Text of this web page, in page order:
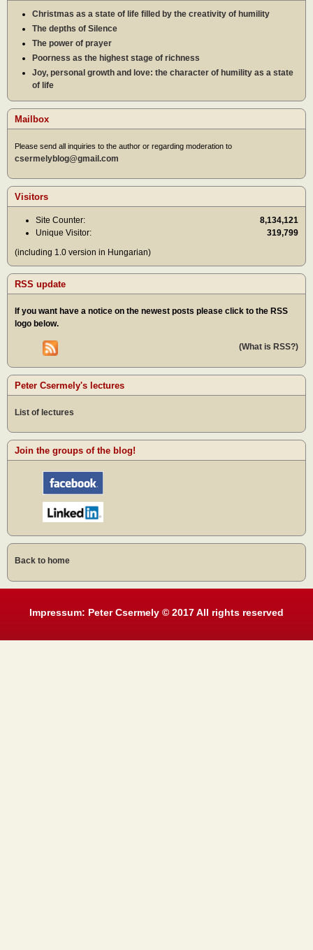
Christmas as a state of life filled by the creativity of humility
The depths of Silence
The power of prayer
Poorness as the highest stage of richness
Joy, personal growth and love: the character of humility as a state
of life
Mailbox
Please send all inquiries to the author or regarding moderation to
csermelyblog@gmail.com
Visitors
Site Counter:
8,134,121
Unique Visitor:
319,799
(including 1.0 version in Hungarian)
RSS update
If you want have a notice on the newest posts please click to the RSS
logo below.
(What is RSS?)
Peter Csermely's lectures
List of lectures
Join the groups of the blog!
Back to home
Impressum: Peter Csermely © 2017 All rights reserved